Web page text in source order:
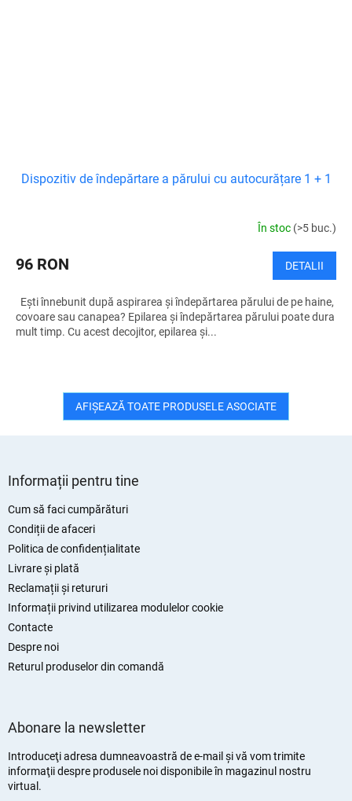
Dispozitiv de îndepărtare a părului cu autocurățare 1 + 1
În stoc (>5 buc.)
96 RON DETALII
Ești înnebunit după aspirarea și îndepărtarea părului de pe haine,
covoare sau canapea? Epilarea și îndepărtarea părului poate dura
mult timp. Cu acest decojitor, epilarea și...
AFIŞEAZĂ TOATE PRODUSELE ASOCIATE
Informații pentru tine
Cum să faci cumpărături
Condiții de afaceri
Politica de confidențialitate
Livrare și plată
Reclamații și retururi
Informații privind utilizarea modulelor cookie
Contacte
Despre noi
Returul produselor din comandă
Abonare la newsletter
Introduceţi adresa dumneavoastră de e-mail şi vă vom trimite
informaţii despre produsele noi disponibile în magazinul nostru
virtual.